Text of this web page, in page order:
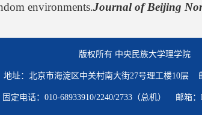
environments.Journal of Beijing
版权所有 中央民族大学理学院
地址：北京市海淀区中关村南大街27号理工楼10层
固定电话：010-68933910/2240/2733（总机） 邮箱：